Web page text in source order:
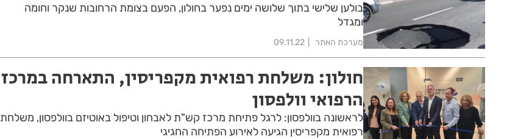
בולען שלישי בתוך שלושה ימים נפער בחולון, הפעם בצומת הרחובות שנקר וחומה
ומגדל
מערכת האתר 09.11.22
חולון: משלחת רפואית מקפריסין, התארחה במרכז
הרפואי וולפסון
לראשונה בוולפסון: לרגל פתיחת מרכז קש"ת לאבחון וטיפול באוטיזם בוולפסון, משלחת
רפואית מקפריסין הגיעה לאירוע הפתיחה החגיגי